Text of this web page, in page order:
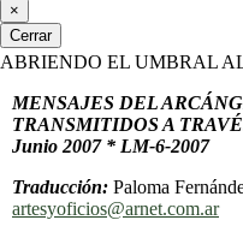
×
Cerrar
ABRIENDO EL UMBRAL
MENSAJES DEL
TRANSMITIDOS A
Junio 2007 * LM-6-2007
Traducción: Paloma
artesyoficios@arnet.com.ar